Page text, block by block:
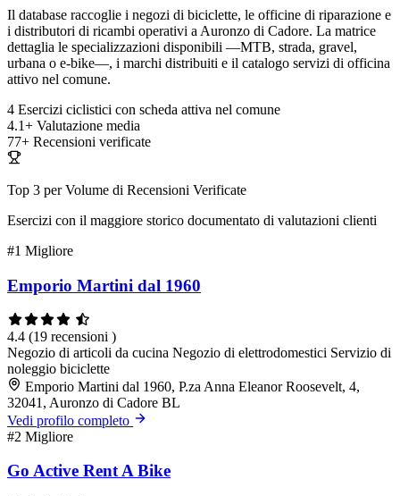
Il database raccoglie i negozi di biciclette, le officine di riparazione e
i distributori di ricambi operativi a Auronzo di Cadore. La matrice
dettaglia le specializzazioni disponibili —MTB, strada, gravel,
urbana o e-bike—, i marchi distribuiti e il catalogo servizi di officina
attivo nel comune.
4 Esercizi ciclistici con scheda attiva nel comune
4.1+ Valutazione media
77+ Recensioni verificate
Top 3 per Volume di Recensioni Verificate
Esercizi con il maggiore storico documentato di valutazioni clienti
#1 Migliore
Emporio Martini dal 1960
4.4 (19 recensioni )
Negozio di articoli da cucina Negozio di elettrodomestici Servizio di
noleggio biciclette
Emporio Martini dal 1960, P.za Anna Eleanor Roosevelt, 4,
32041, Auronzo di Cadore BL
Vedi profilo completo
#2 Migliore
Go Active Rent A Bike